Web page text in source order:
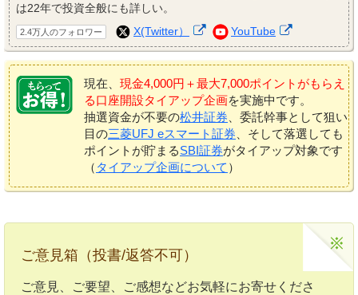
は22年で投資全般にも詳しい。
2.4万人のフォロワー X(Twitter） YouTube
現在、 現金4,000円＋最大7,000ポイントがもらえ
る口座開設タイアップ企画を実施中です。
抽選資金が不要の松井証券 、委託幹事として狙い
目の三菱UFJ eスマート証券 、そして落選しても
ポイントが貯まるSBI証券がタイアップ対象です
（ タイアップ企画について ）
ご意見箱（投書/返答不可）
ご意見、ご要望、ご感想などお気軽にお寄せくださ